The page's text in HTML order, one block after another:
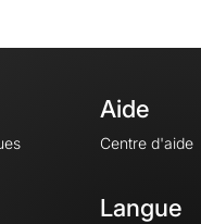
Aide
Centre d'aide
Langue